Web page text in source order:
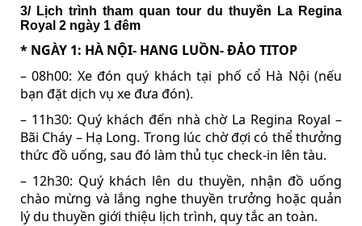
3/ Lịch trình tham quan tour du thuyền La Regina
Royal 2 ngày 1 đêm
* NGÀY 1: HÀ NỘI- HANG LUỒN- ĐẢO TITOP
– 08h00: Xe đón quý khách tại phố cổ Hà Nội (nếu
bạn đặt dịch vụ xe đưa đón).
– 11h30: Quý khách đến nhà chờ La Regina Royal –
Bãi Cháy – Hạ Long. Trong lúc chờ đợi có thể thưởng
thức đồ uống, sau đó làm thủ tục check-in lên tàu.
– 12h30: Quý khách lên du thuyền, nhận đồ uống
chào mừng và lắng nghe thuyền trưởng hoặc quản
lý du thuyền giới thiệu lịch trình, quy tắc an toàn.